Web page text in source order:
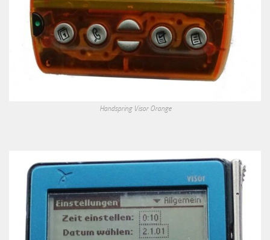
Handspring Visor Orange